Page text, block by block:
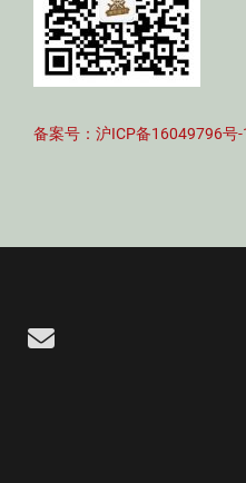
备案号：沪ICP备16049796号-
Email